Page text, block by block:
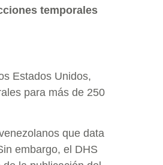
temporales
Estados Unidos,
para más de 250
que data
embargo, el DHS